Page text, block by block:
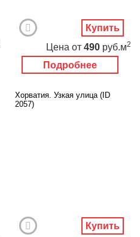
Подробнее
Цена от 490 руб.м2
Купить
Хорватия. Узкая улица (ID
2057)
Купить